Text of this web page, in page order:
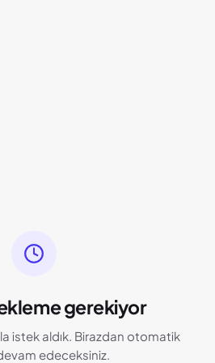
gerekiyor
istek aldık. Birazdan otomatik
edeceksiniz.